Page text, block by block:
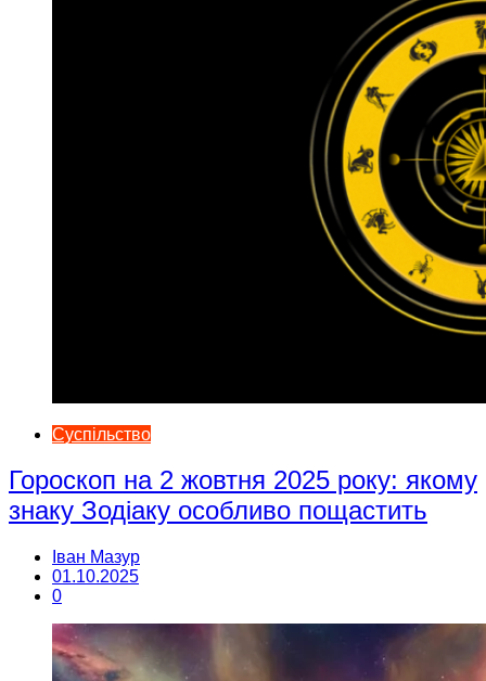
Суспільство
Гороскоп на 2 жовтня 2025 року: якому
знаку Зодіаку особливо пощастить
Іван Мазур
01.10.2025
0